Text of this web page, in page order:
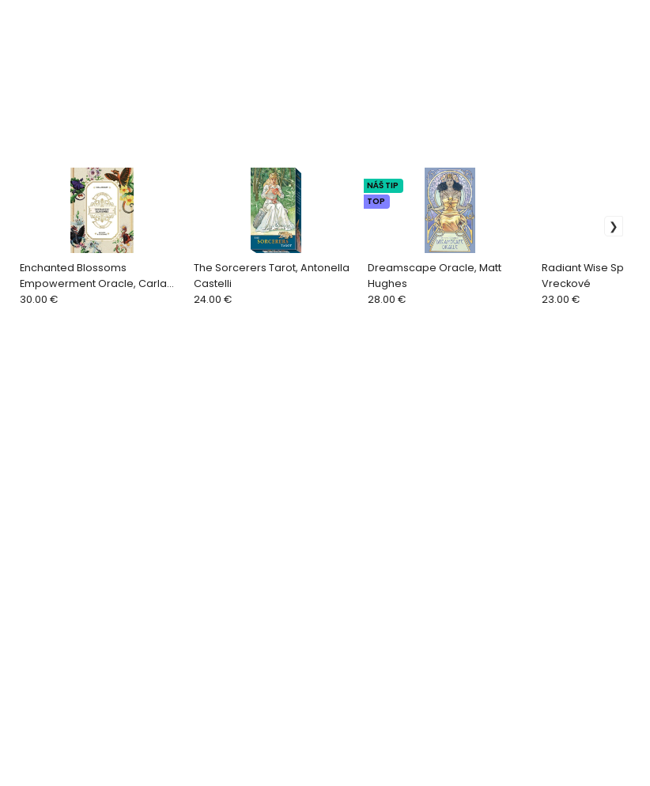
Enchanted Blossoms
Empowerment Oracle, Carla
Morrow
30.00 €
The Sorcerers Tarot, Antonella
Castelli
24.00 €
Dreamscape Oracle, Matt
Hughes
NÁŠ TIP
TOP
28.00 €
Radiant Wise Spirit
Vreckové
23.00 €